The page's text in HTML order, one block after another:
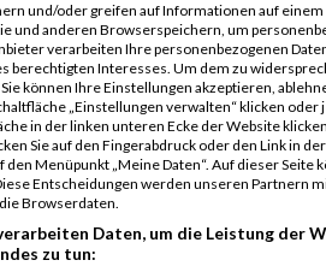
-
Johanns
0000 GER ERGO
-
Johanns
0000 GER ERGO
KPos = Kategorie Position, TPos =
start, DNF = Did not finish, DQ =
und/oder greifen auf Informationen auf einem
und anderen Browserspeichern, um
verarbeiten Ihre personenbezogenen
berechtigten Interesses. Um dem zu
können Ihre Einstellungen akzeptieren,
„Einstellungen verwalten“ klicken oder
in der linken unteren Ecke der Website
Sie auf den Fingerabdruck oder den Link in
den Menüpunkt „Meine Daten“. Auf dieser Seite
Entscheidungen werden unseren Partnern
Browserdaten.
Daten, um die Leistung der
zu tun: